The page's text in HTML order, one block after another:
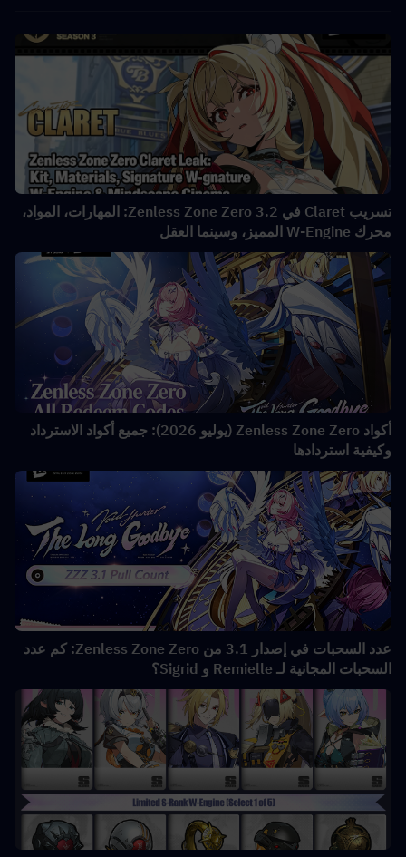
تسريب Claret في Zenless Zone Zero 3.2: المهارات، المواد،
محرك W-Engine المميز، وسينما العقل
أكواد Zenless Zone Zero (يوليو 2026): جميع أكواد الاسترداد
وكيفية استردادها
عدد السحبات في إصدار 3.1 من Zenless Zone Zero: كم عدد
السحبات المجانية لـ Remielle و Sigrid؟